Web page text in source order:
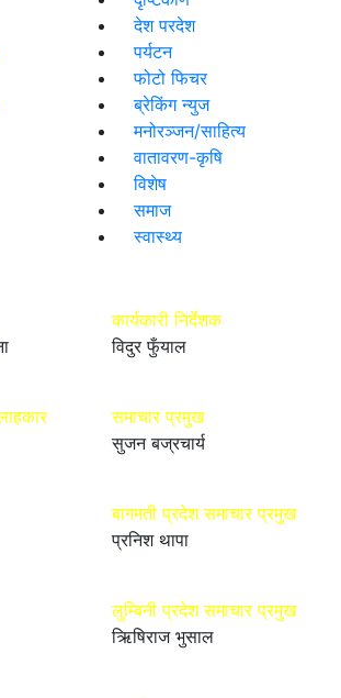
देश परदेश
पर्यटन
फोटो फिचर
ब्रेकिंग न्युज
मनोरञ्जन/साहित्य
वातावरण-कृषि
विशेष
समाज
स्वास्थ्य
कार्यकारी निर्देशक
विदुर फुँयाल
समाचार प्रमुख
सुजन बज्रचार्य
बागमती प्रदेश समाचार प्रमुख
प्रनिश थापा
लुम्बिनी प्रदेश समाचार प्रमुख
ऋिषिराज भुसाल